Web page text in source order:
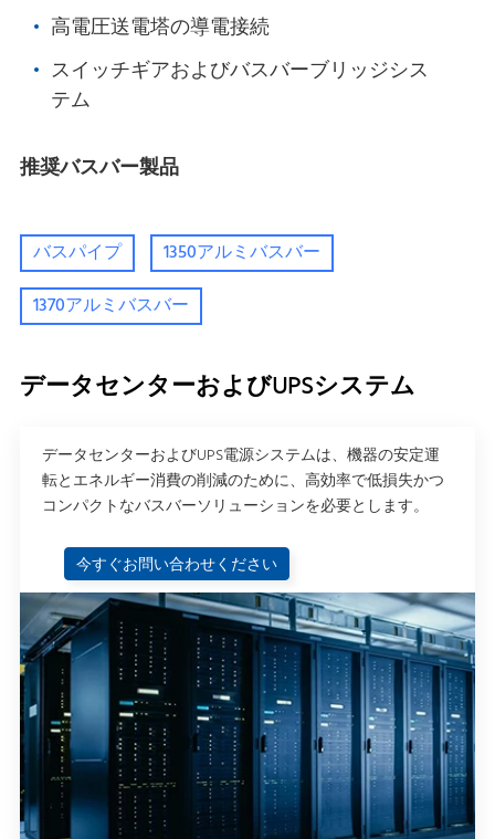
高電圧送電塔の導電接続
スイッチギアおよびバスバーブリッジシス
テム
推奨バスバー製品
バスパイプ
1350アルミバスバー
1370アルミバスバー
データセンターおよびUPSシステム
データセンターおよびUPS電源システムは、機器の安定運
転とエネルギー消費の削減のために、高効率で低損失かつ
コンパクトなバスバーソリューションを必要とします。
今すぐお問い合わせください